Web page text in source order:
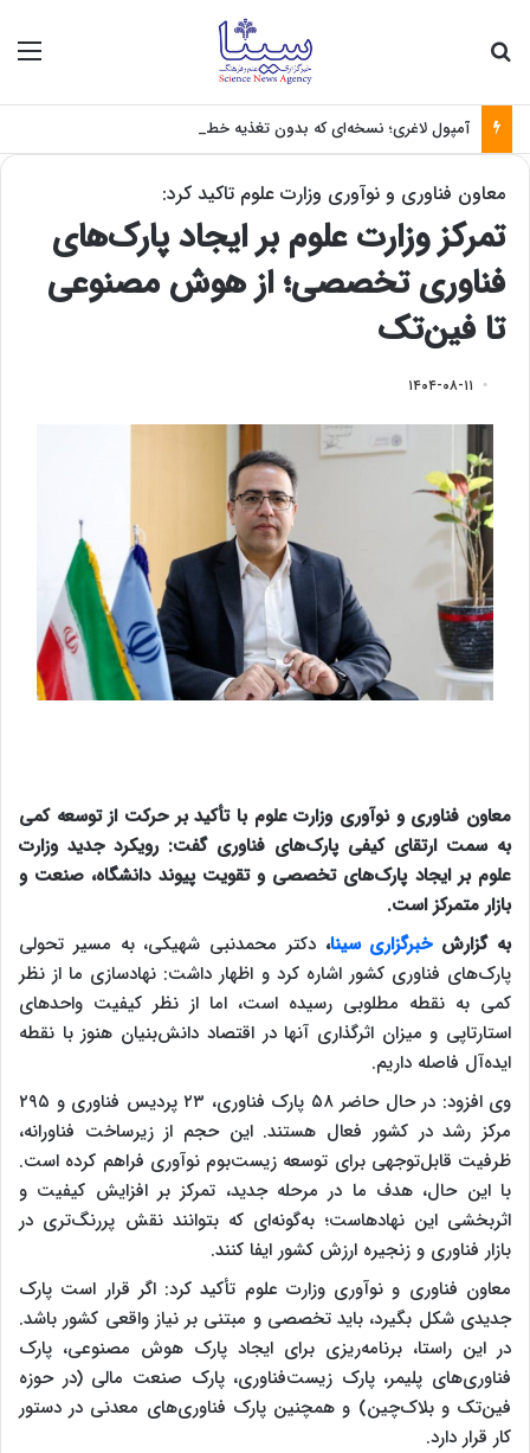
آمپول لاغری؛ نسخه‌ای که بدون تغذیه خطرناک می‌شود
معاون فناوری و نوآوری وزارت علوم تاکید کرد:
تمرکز وزارت علوم بر ایجاد پارک‌های
فناوری تخصصی؛ از هوش مصنوعی
تا فین‌تک
۱۴۰۴-۰۸-۱۱
معاون فناوری و نوآوری وزارت علوم با تأکید بر حرکت از توسعه کمی
به سمت ارتقای کیفی پارک‌های فناوری گفت: رویکرد جدید وزارت
علوم بر ایجاد پارک‌های تخصصی و تقویت پیوند دانشگاه، صنعت و
بازار متمرکز است.
به گزارش خبرگزاری سینا،دکتر محمدنبی شهیکی، به مسیر تحولی
پارک‌های فناوری کشور اشاره کرد و اظهار داشت: نهادسازی ما از نظر
کمی به نقطه مطلوبی رسیده است، اما از نظر کیفیت واحدهای
استارتاپی و میزان اثرگذاری آنها در اقتصاد دانش‌بنیان هنوز با نقطه
ایده‌آل فاصله داریم.
وی افزود: در حال حاضر ۵۸ پارک فناوری، ۲۳ پردیس فناوری و ۲۹۵
مرکز رشد در کشور فعال هستند. این حجم از زیرساخت فناورانه،
ظرفیت قابل‌توجهی برای توسعه زیست‌بوم نوآوری فراهم کرده است.
با این حال، هدف ما در مرحله جدید، تمرکز بر افزایش کیفیت و
اثربخشی این نهادهاست؛ به‌گونه‌ای که بتوانند نقش پررنگ‌تری در
بازار فناوری و زنجیره ارزش کشور ایفا کنند.
معاون فناوری و نوآوری وزارت علوم تأکید کرد: اگر قرار است پارک
جدیدی شکل بگیرد، باید تخصصی و مبتنی بر نیاز واقعی کشور باشد.
در این راستا، برنامه‌ریزی برای ایجاد پارک هوش مصنوعی، پارک
فناوری‌های پلیمر، پارک زیست‌فناوری، پارک صنعت مالی (در حوزه
فین‌تک و بلاک‌چین) و همچنین پارک فناوری‌های معدنی در دستور
کار قرار دارد.